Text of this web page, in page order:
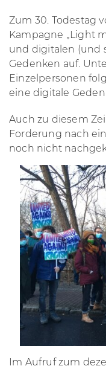
Zum 30. Todestag
Kampagne „Light
und digitalen (und
Gedenken auf.
Einzelpersonen
eine digitale
Auch zu diesem
Forderung nach
noch nicht
Im Aufruf zum